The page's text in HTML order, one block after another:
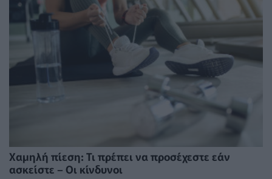
Χαμηλή πίεση: Τι πρέπει να προσέχεστε εάν
ασκείστε – Οι κίνδυνοι